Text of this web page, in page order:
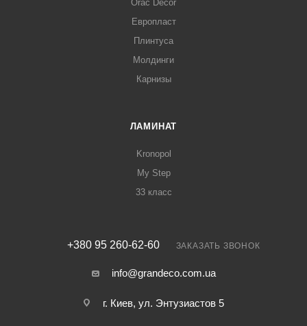
Orac Decor
Европласт
Плинтуса
Молдинги
Карнизы
ЛАМИНАТ
Kronopol
My Step
33 класс
+380 95 260-62-60 ЗАКАЗАТЬ ЗВОНОК
info@grandeco.com.ua
г. Киев, ул. Энтузиастов 5